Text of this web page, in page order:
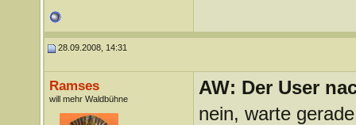
28.09.2008, 14:31
Ramses
will mehr Waldbühne
AW: Der User
nein, warte